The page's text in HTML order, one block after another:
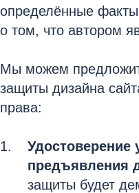
определённые
о том, что автором
Мы можем
защиты дизайна
права:
Удостоверение
предъявления
защиты будет